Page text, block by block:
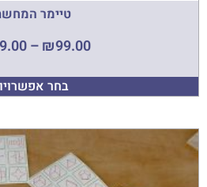
טיימר
₪99.00
–
בחר